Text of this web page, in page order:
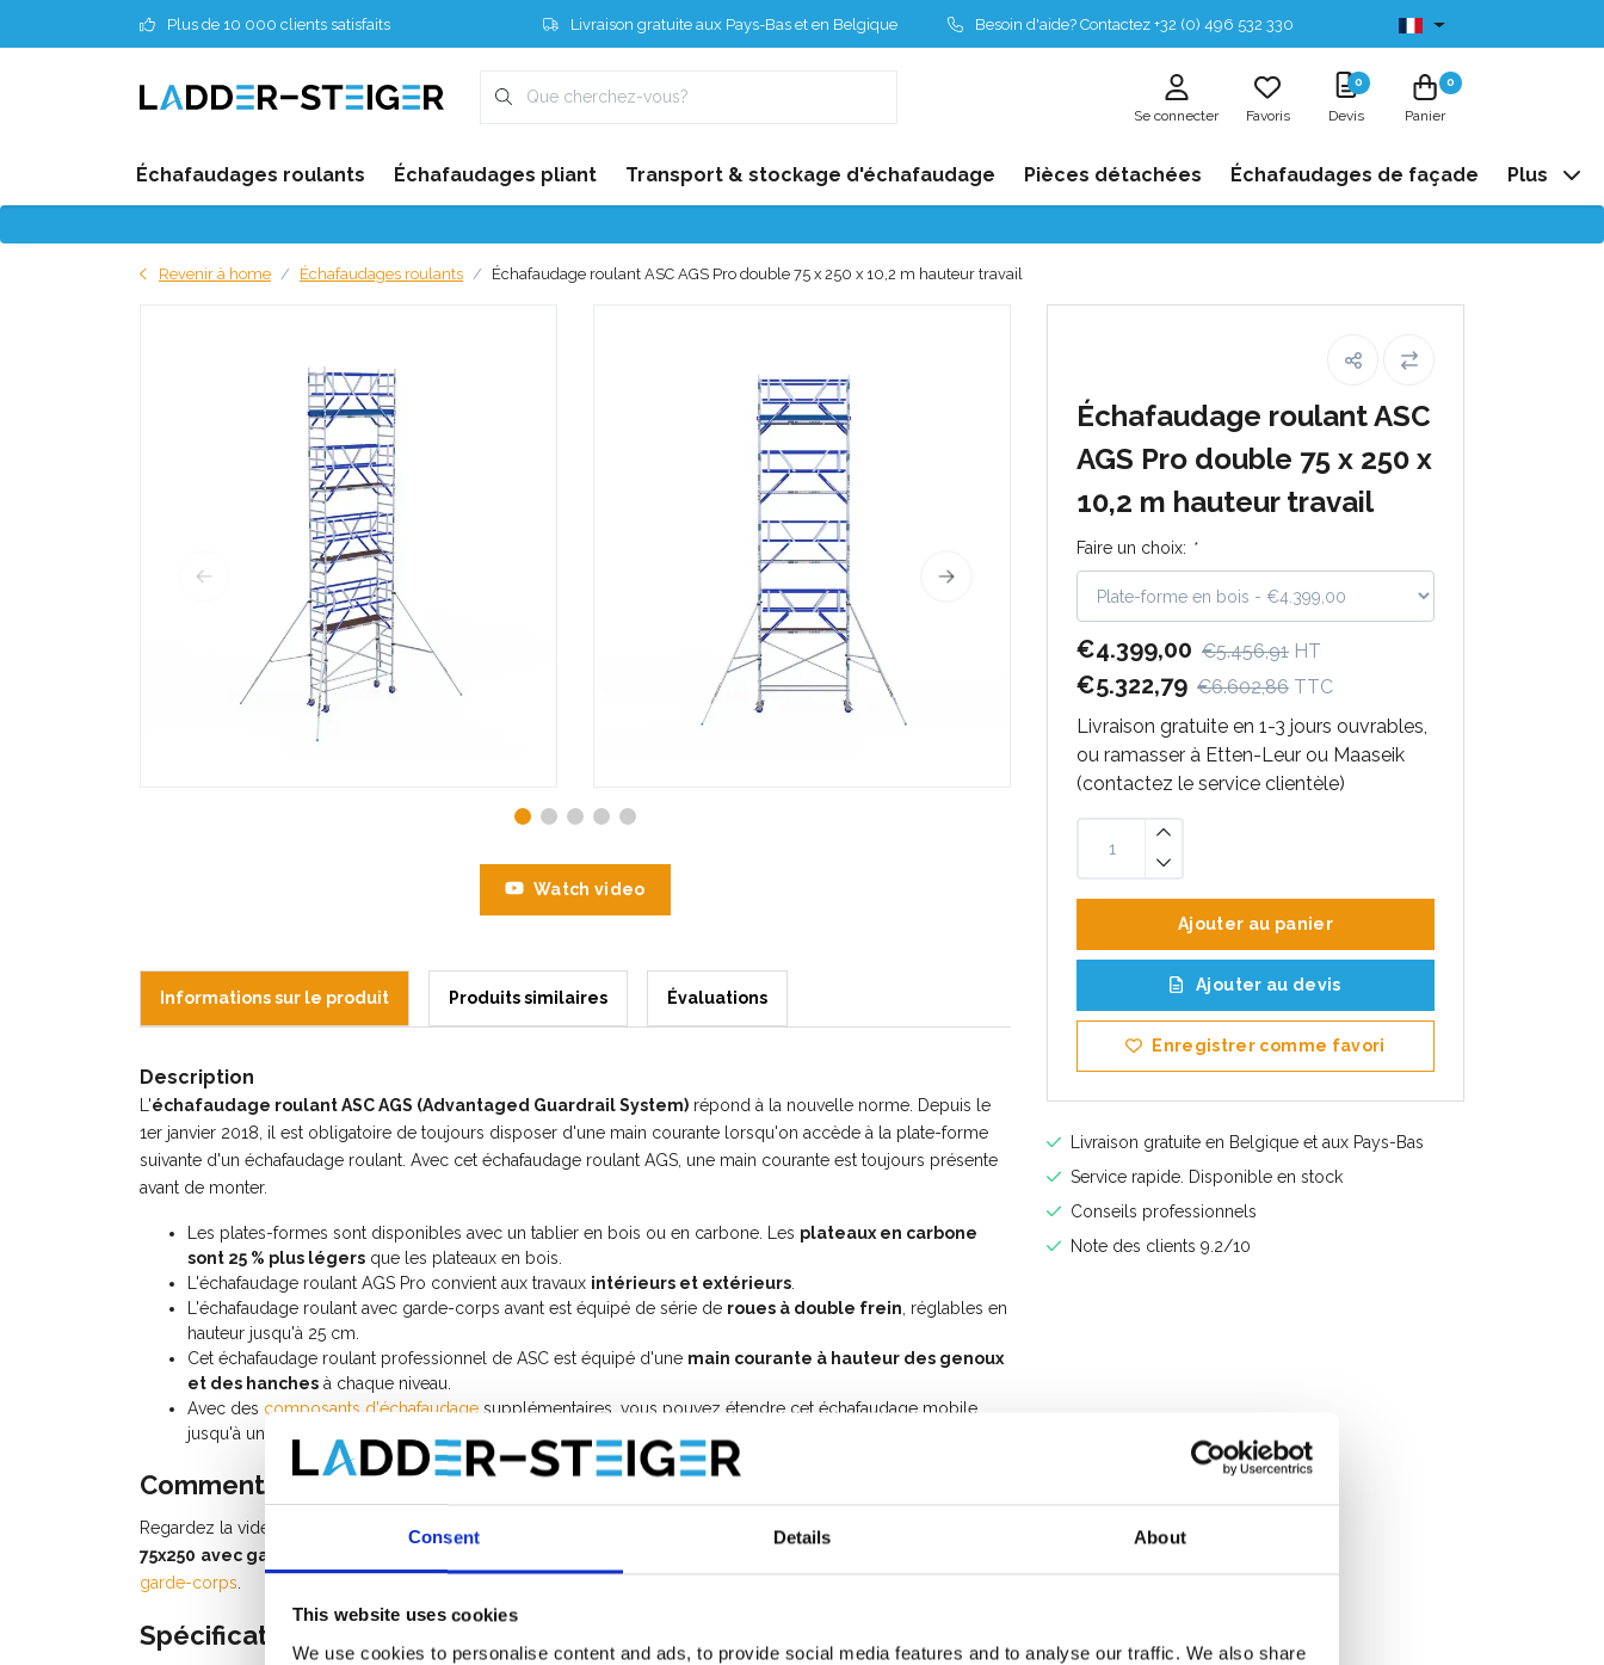
Consent Details About
This website uses cookies
We use cookies to personalise content and ads, to provide social media features and to analyse our traffic. We also share
Plus de 10 000 clients satisfaits Livraison gratuite aux Pays-Bas et en Belgique Besoin d'aide? Contactez +32 (0) 496 532 330 Disponibles de stock
Se connecter Favoris
0
Devis
0
Panier
Échafaudages roulants Échafaudages pliant Transport & stockage d'échafaudage Pièces détachées Échafaudages de façade Plus
Revenir à home Échafaudages roulants Échafaudage roulant ASC AGS Pro double 75 x 250 x 10,2 m hauteur travail
Échafaudage roulant ASC
AGS Pro double 75 x 250 x
10,2 m hauteur travail
Faire un choix: *
€4.399,00 €5.456,91 HT
€5.322,79 €6.602,86 TTC
Livraison gratuite en 1-3 jours ouvrables,
ou ramasser à Etten-Leur ou Maaseik
(contactez le service clientèle)
Ajouter au panier
Ajouter au devis
Enregistrer comme favori
Livraison gratuite en Belgique et aux Pays-Bas
Service rapide. Disponible en stock
Conseils professionnels
Note des clients 9.2/10
Watch video
Informations sur le produit Produits similaires Évaluations
Description
L'échafaudage roulant ASC AGS (Advantaged Guardrail System) répond à la nouvelle norme. Depuis le
1er janvier 2018, il est obligatoire de toujours disposer d'une main courante lorsqu'on accède à la plate-forme
suivante d'un échafaudage roulant. Avec cet échafaudage roulant AGS, une main courante est toujours présente
avant de monter.
Les plates-formes sont disponibles avec un tablier en bois ou en carbone. Les plateaux en carbone
sont 25 % plus légers que les plateaux en bois.
L'échafaudage roulant AGS Pro convient aux travaux intérieurs et extérieurs
L'échafaudage roulant avec garde-corps avant est équipé de série de roues à double frein , réglables en
hauteur jusqu'à 25 cm.
Cet échafaudage roulant professionnel de ASC est équipé d'une main courante à hauteur des genoux
et des hanches à chaque niveau.
Avec des composants d'échafaudage supplémentaires, vous pouvez étendre cet échafaudage mobile
jusqu'à une hauteur de travail de 10 mètres.
Comment monter un échafaudage mobile avec garde-corps avant?
Regardez la vidéo d'instructions (watch video) pour le montage de
l'échafaudage mobile ASC AGS PRO
75x250 avec garde-corps avant
garde-corps
Spécifications: